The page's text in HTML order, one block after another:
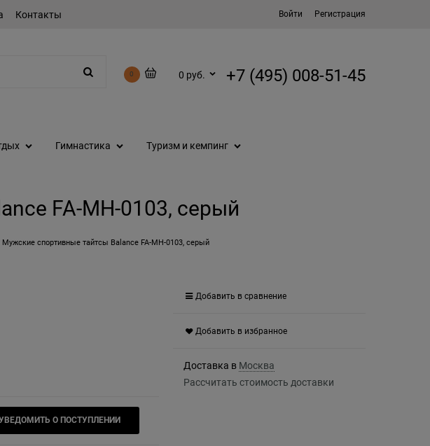
Контакты Войти Регистрация
0 0 руб. +7 (495) 008-51-45
Гимнастика Туризм и кемпинг
FA-MH-0103, серый
Мужские спортивные тайтсы Balance FA-MH-0103, серый
О ПОСТУПЛЕНИИ
Добавить в сравнение
Добавить в избранное
Доставка в Москва
Рассчитать стоимость доставки